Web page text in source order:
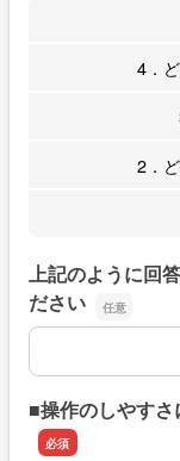
4．
2．
上記のように回
ださい
上記のように回
■操作のしやす